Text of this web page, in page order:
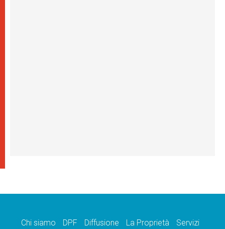
Chi siamo DPF Diffusione La Proprietà Servizi